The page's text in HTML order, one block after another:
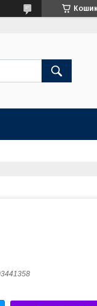
Кошик